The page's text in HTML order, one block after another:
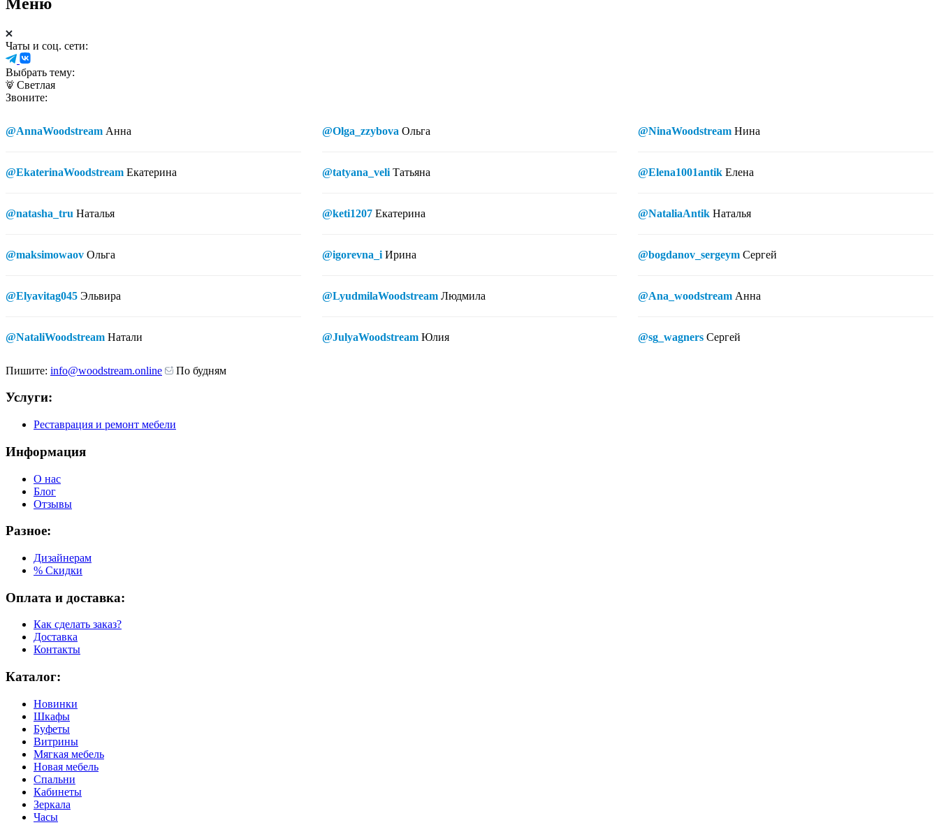
Чаты и соц. сети:
Выбрать тему:
Светлая
Звоните:
@AnnaWoodstream Анна
@EkaterinaWoodstream Екатерина
@natasha_tru Наталья
@maksimowaov Ольга
@Elyavitag045 Эльвира
@NataliWoodstream Натали
@Olga_zzybova Ольга
@tatyana_veli Татьяна
@keti1207 Екатерина
@igorevna_i Ирина
@LyudmilaWoodstream Людмила
@JulyaWoodstream Юлия
@NinaWoodstream Нина
@Elena1001antik Елена
@NataliaAntik Наталья
@bogdanov_sergeym Сергей
@Ana_woodstream Анна
@sg_wagners Сергей
Пишите: info@woodstream.online По будням
Услуги:
Реставрация и ремонт мебели
Информация
О нас
Блог
Отзывы
Разное:
Дизайнерам
% Скидки
Оплата и доставка:
Как сделать заказ?
Доставка
Контакты
Каталог:
Новинки
Шкафы
Буфеты
Витрины
Мягкая мебель
Новая мебель
Спальни
Кабинеты
Зеркала
Часы